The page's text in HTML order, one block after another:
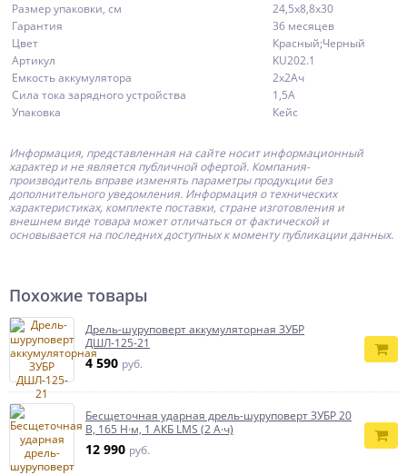
Размер упаковки, см
24,5х8,8х30
Гарантия
36 месяцев
Цвет
Красный;Черный
Артикул
KU202.1
Емкость аккумулятора
2х2Ач
Сила тока зарядного устройства
1,5А
Упаковка
Кейс
Информация, представленная на сайте носит информационный
характер и не является публичной офертой. Компания-
производитель вправе изменять параметры продукции без
дополнительного уведомления. Информация о технических
характеристиках, комплекте поставки, стране изготовления и
внешнем виде товара может отличаться от фактической и
основывается на последних доступных к моменту публикации данных.
Похожие товары
Дрель-шуруповерт аккумуляторная ЗУБР
ДШЛ-125-21
4 590 руб.
Бесщеточная ударная дрель-шуруповерт ЗУБР 20
В, 165 Н·м, 1 АКБ LMS (2 А·ч)
12 990 руб.